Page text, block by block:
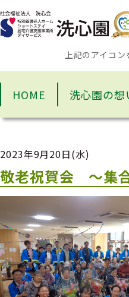
上記のアイコ
HOME 洗心園の想
2023年9月20日(水)
敬老祝賀会 ～集